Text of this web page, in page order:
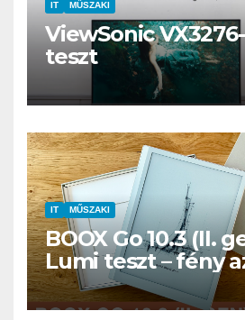
IT MŰSZAKI
ViewSonic
teszt
IT MŰSZAKI
BOOX Go 10.3 (II.
Lumi teszt – fény
éjszakában, fél
családi